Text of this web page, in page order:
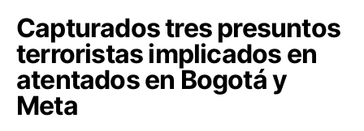
Capturados tres presuntos
terroristas implicados en
atentados en Bogotá y
Meta